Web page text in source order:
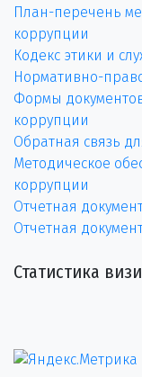
План-перечень
коррупции
Кодекс этики и
Нормативно-
Формы
коррупции
Обратная связь
Методическое
коррупции
Отчетная
Отчетная
Статистика